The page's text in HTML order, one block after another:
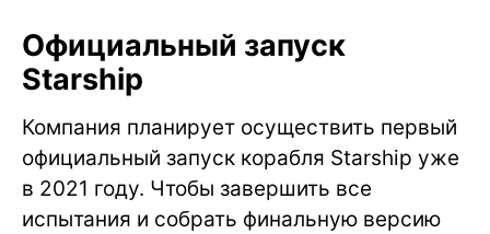
Официальный запуск
Starship
Компания планирует осуществить первый
официальный запуск корабля Starship уже
в 2021 году. Чтобы завершить все
испытания и собрать финальную версию